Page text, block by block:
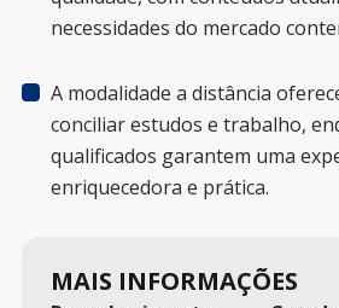
necessidades do mercado
A modalidade a distância
conciliar estudos e trabalho,
qualificados garantem uma
enriquecedora e prática.
MAIS INFORMAÇÕES